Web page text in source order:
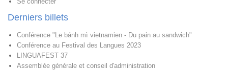
Derniers billets
Conférence "Le bánh mì vietnamien - Du pain au sandwich"
Conférence au Festival des Langues 2023
LINGUAFEST 37
Assemblée générale et conseil d'administration